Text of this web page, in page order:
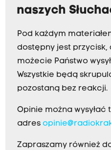
naszych
Pod każdym
dostępny jest przycisk,
możecie Państwo
Wszystkie będą
pozostaną bez reakcji.
Opinie można
adres
Zapraszamy również